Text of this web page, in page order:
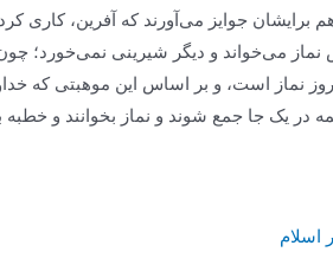
برایشان جوایز می‌آورند که آفرین، کاری
می‌خواند و دیگر شیرینی نمی‌خورد؛
نماز است، و بر اساس این موهبتی که
در یک جا جمع شوند و نماز بخوانند و خطبه
اسلام